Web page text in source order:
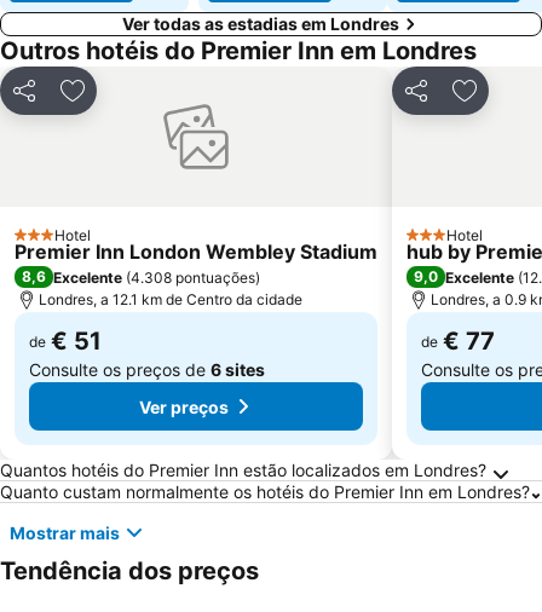
Ver todas as estadias em Londres
Outros hotéis do Premier Inn em Londres
PartilharAdicionar aos favoritos
3 Estrelas
Hotel
Premier Inn London Wembley Stadium
8,6 Excelente (4.308 pontuações)
Londres, a 12.1 km de Centro da cidade
de € 51
Consulte os preços de 6 sites
Ver preços
Partilhar
3 Estrelas
Hotel
hub by
9,0 Excelente (
Londres, a 0.9
de € 77
Consulte os
Perguntas Frequentes sobre Londres
Quantos hotéis do Premier Inn estão localizados em Londres?
Quanto custam normalmente os hotéis do Premier Inn em Londres?
Mostrar mais
Tendência dos preços